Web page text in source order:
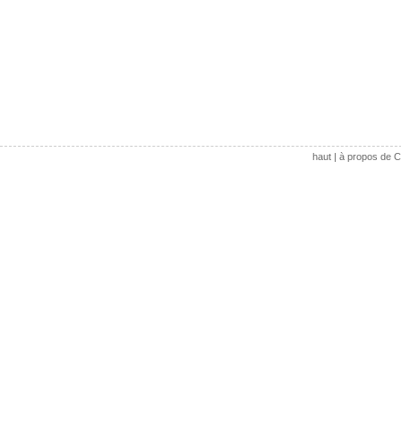
haut| à propos de